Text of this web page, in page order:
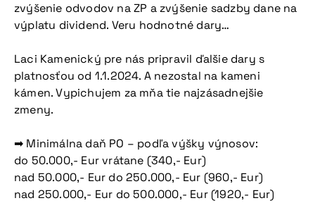
zvýšenie odvodov na ZP a zvýšenie sadzby dane na
výplatu dividend. Veru hodnotné dary…
Laci Kamenický pre nás pripravil ďalšie dary s
platnosťou od 1.1.2024. A nezostal na kameni
kámen. Vypichujem za mňa tie najzásadnejšie
zmeny.
➡ Minimálna daň PO – podľa výšky výnosov:
do 50.000,- Eur vrátane (340,- Eur)
nad 50.000,- Eur do 250.000,- Eur (960,- Eur)
nad 250.000,- Eur do 500.000,- Eur (1920,- Eur)